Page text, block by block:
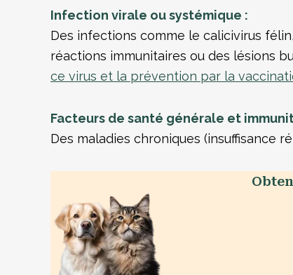
Infection virale ou systémique :
Des infections comme le calicivirus
réactions immunitaires ou des lésions
ce virus et la prévention par la
Facteurs de santé générale et
Des maladies chroniques (insuffisance